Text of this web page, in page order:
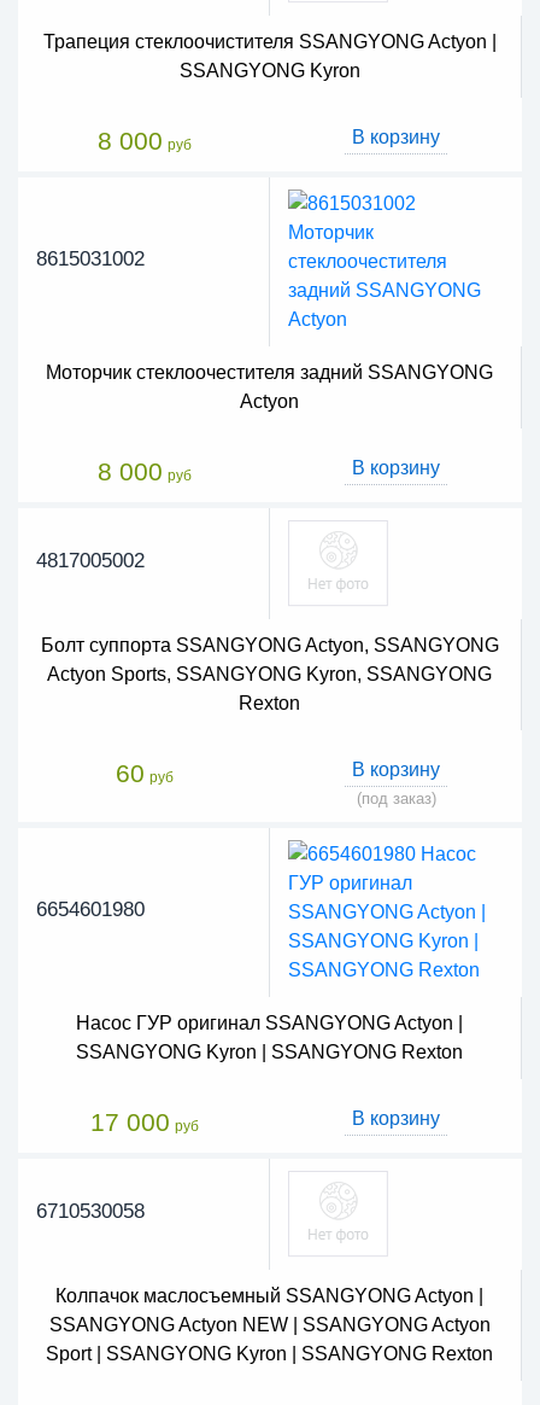
Трапеция стеклоочистителя SSANGYONG Actyon |
SSANGYONG Kyron
8 000 руб В корзину
8615031002
Моторчик стеклоочестителя задний SSANGYONG
Actyon
8 000 руб В корзину
4817005002
Болт суппорта SSANGYONG Actyon, SSANGYONG
Actyon Sports, SSANGYONG Kyron, SSANGYONG
Rexton
60 руб В корзину
(под заказ)
6654601980
Насос ГУР оригинал SSANGYONG Actyon |
SSANGYONG Kyron | SSANGYONG Rexton
17 000 руб В корзину
6710530058
Колпачок маслосъемный SSANGYONG Actyon |
SSANGYONG Actyon NEW | SSANGYONG Actyon
Sport | SSANGYONG Kyron | SSANGYONG Rexton